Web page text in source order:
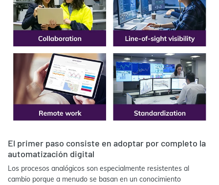
El primer paso consiste en adoptar por completo la
automatización digital
Los procesos analógicos son especialmente resistentes al
cambio porque a menudo se basan en un conocimiento